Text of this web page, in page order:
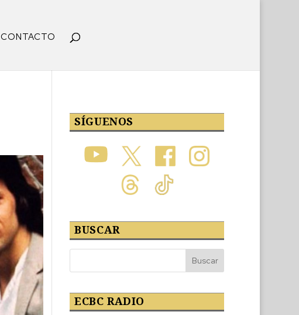
CONTACTO
SÍGUENOS
BUSCAR
ECBC RADIO